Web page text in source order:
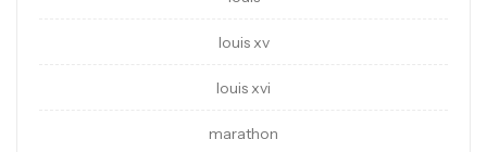
louis xv
louis xvi
marathon